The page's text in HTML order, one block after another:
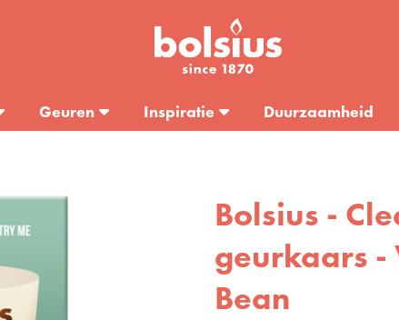
Geuren Inspiratie Duurzaamheid
Bolsius -
geurkaars -
Bean